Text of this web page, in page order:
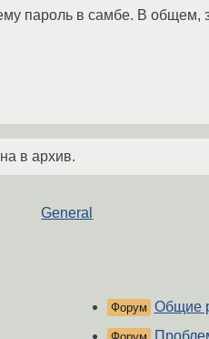
пароль в самбе. В общем,
в архив.
General
Форум Общие